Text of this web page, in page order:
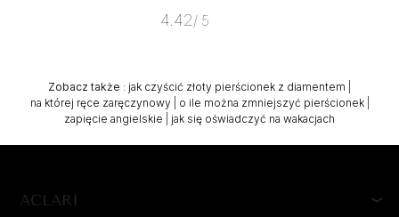
4.42/ 5
Zobacz także : jak czyścić złoty pierścionek z diamentem
na której ręce zaręczynowy| o ile można zmniejszyć pierścionek|
zapięcie angielskie
jak się oświadczyć na wakacjach
ACLARI